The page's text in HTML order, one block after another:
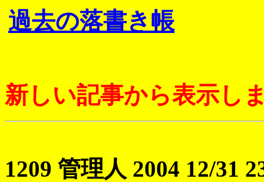
過去の落書き帳
新しい記事から表示し
1209 管理人 2004 12/31